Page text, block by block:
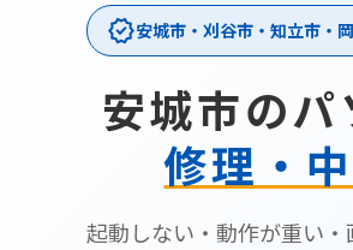
verified安城市・刈谷市・知立市・
安城市の
修理・
起動しない・動作が重い・